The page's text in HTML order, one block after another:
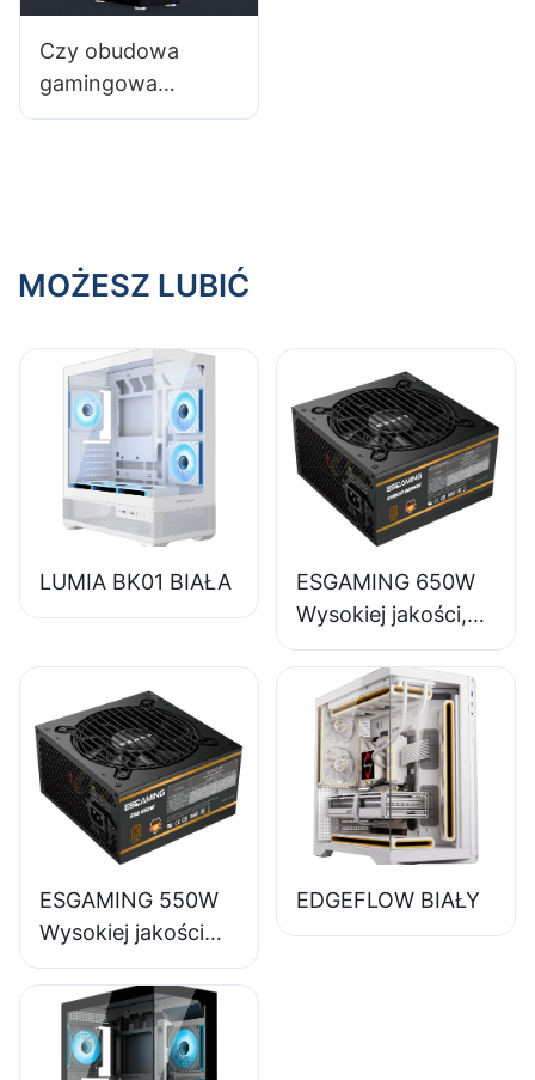
Czy obudowa
gamingowa
poprawia
MOŻESZ LUBIĆ
LUMIA BK01 BIAŁA
ESGAMING 650W
Wysokiej jakości,
85% sprawności,
pełnomodułowy
zasilacz do
komputerów
stacjonarnych 80+
Bronze ESB650W
ESGAMING 550W
Wysokiej jakości
zasilacz do
komputerów
stacjonarnych o
sprawności 85%,
EDGEFLOW BIAŁY